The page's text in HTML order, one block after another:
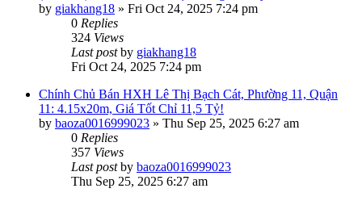
by giakhang18 » Fri Oct 24, 2025 7:24 pm
0 Replies
324 Views
Last postby giakhang18
Fri Oct 24, 2025 7:24 pm
Chính Chủ Bán HXH Lê Thị Bạch Cát, Phường 11, Quận
11: 4.15x20m, Giá Tốt Chỉ 11,5 Tỷ!
by baoza0016999023 » Thu Sep 25, 2025 6:27 am
0 Replies
357 Views
Last postby baoza0016999023
Thu Sep 25, 2025 6:27 am